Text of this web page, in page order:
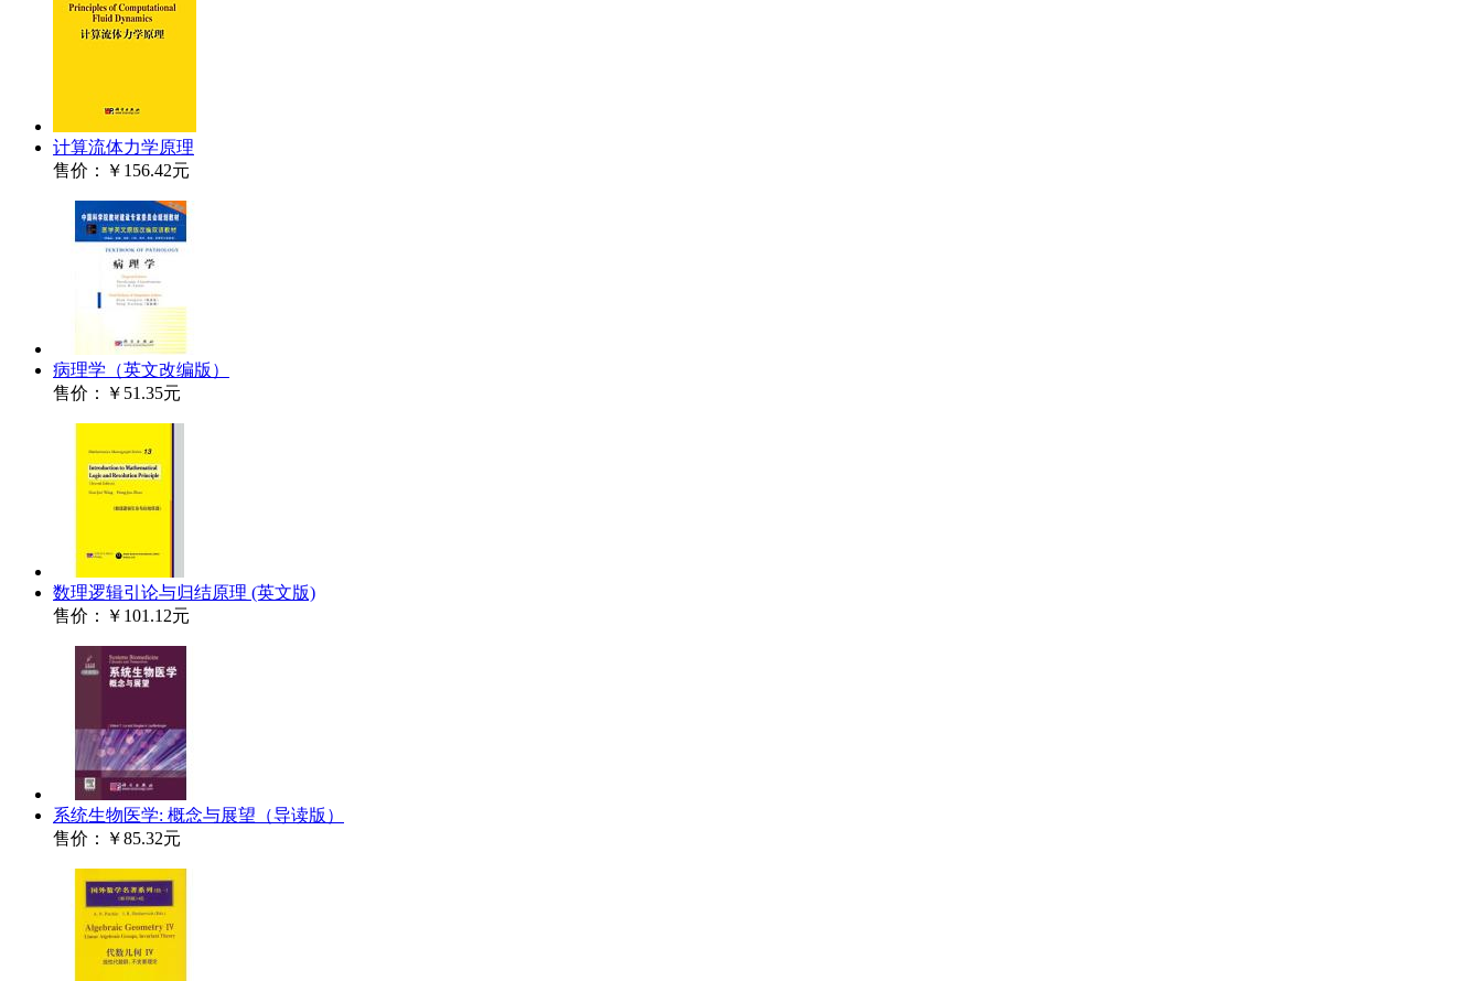
计算流体力学原理
售价：
￥156.42元
病理学（英文改编版）
售价：
￥51.35元
数理逻辑引论与归结原理 (英文版)
售价：
￥101.12元
系统生物医学: 概念与展望（导读版）
售价：
￥85.32元